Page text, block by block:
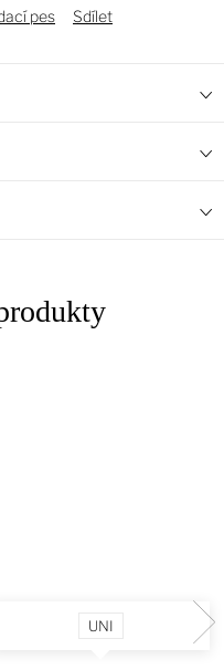
pes Sdílet
UNI